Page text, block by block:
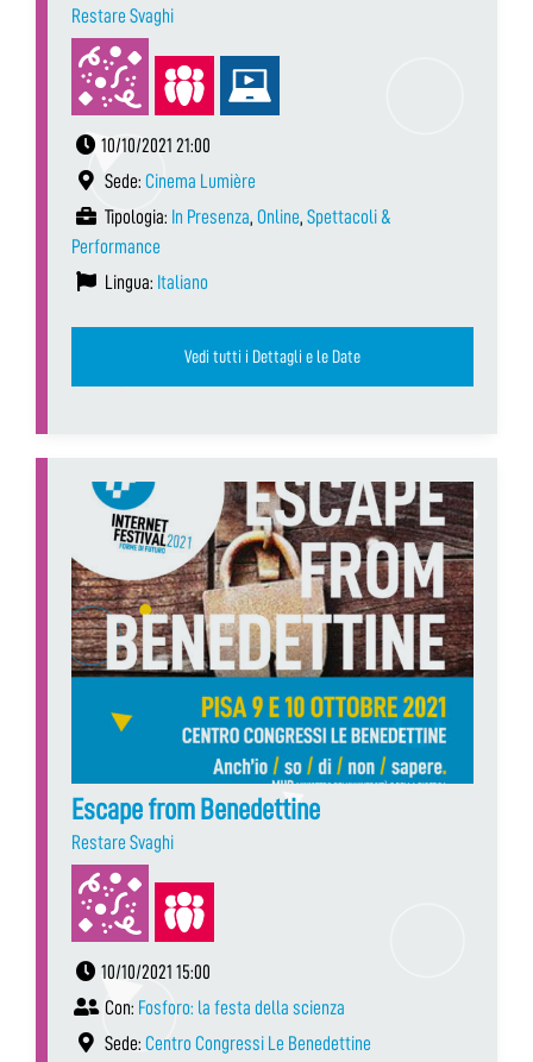
Restare Svaghi
10/10/2021 21:00
Sede: Cinema Lumière
Tipologia: In Presenza, Online, Spettacoli &
Performance
Lingua: Italiano
Vedi tutti i Dettagli e le Date
Escape from Benedettine
Restare Svaghi
10/10/2021 15:00
Con: Fosforo: la festa della scienza
Sede: Centro Congressi Le Benedettine